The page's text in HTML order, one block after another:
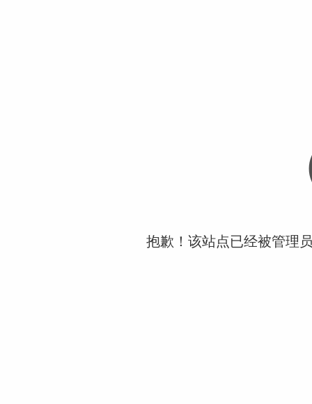
抱歉！该站点已经被管理